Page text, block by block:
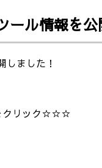
ール情報を公
しました！
クリック☆☆☆